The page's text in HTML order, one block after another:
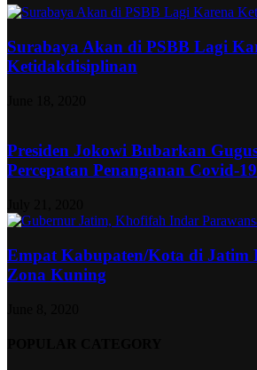
Surabaya Akan di PSBB Lagi
Ketidakdisiplinan
Presiden Jokowi Bubarkan
Percepatan Penanganan Covid-19
Empat Kabupaten/Kota di Jatim
Zona Kuning